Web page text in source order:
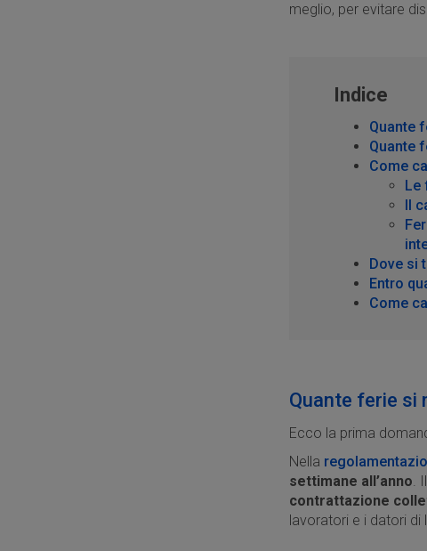
meglio, per evitare
Indice
Quante
Quante
Come
Le
Il
Dove si
Entro
Come
Quante ferie si
Ecco la prima
Nella
settimane all’anno.
contrattazione
lavoratori e i datori di